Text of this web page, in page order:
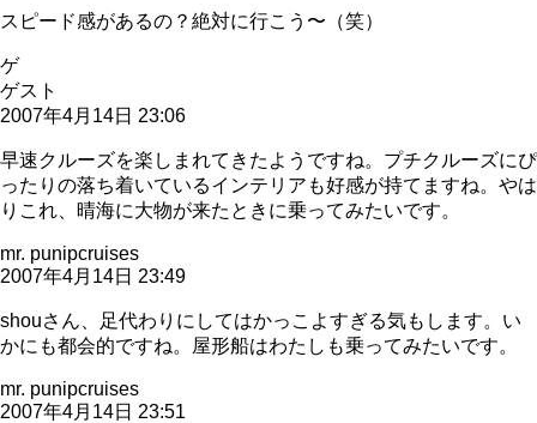
スピード感があるの？絶対に行こう〜（笑）
ゲ
ゲスト
2007年4月14日 23:06
早速クルーズを楽しまれてきたようですね。プチクルーズにぴ
ったりの落ち着いているインテリアも好感が持てますね。やは
りこれ、晴海に大物が来たときに乗ってみたいです。
mr. punipcruises
2007年4月14日 23:49
shouさん、足代わりにしてはかっこよすぎる気もします。い
かにも都会的ですね。屋形船はわたしも乗ってみたいです。
mr. punipcruises
2007年4月14日 23:51